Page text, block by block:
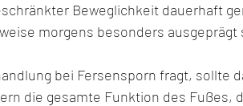
Beweglichkeit dauerhaft
morgens besonders ausgeprägt
bei Fersensporn fragt, sollte
die gesamte Funktion des Fußes,